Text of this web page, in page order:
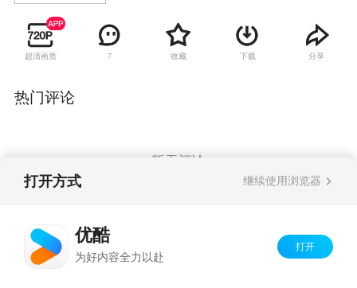
观，在优化发展环境、加强党的基层组织建设、
开展效能革命、推进“生态文明”建设等一系列工
作中，坚持依靠广大人民群众，自觉加强“关键少
超清画质 7 收藏 下载 分享
热门评论
暂无评论
打开方式 继续使用浏览器
优酷
为好内容全力以赴
打开